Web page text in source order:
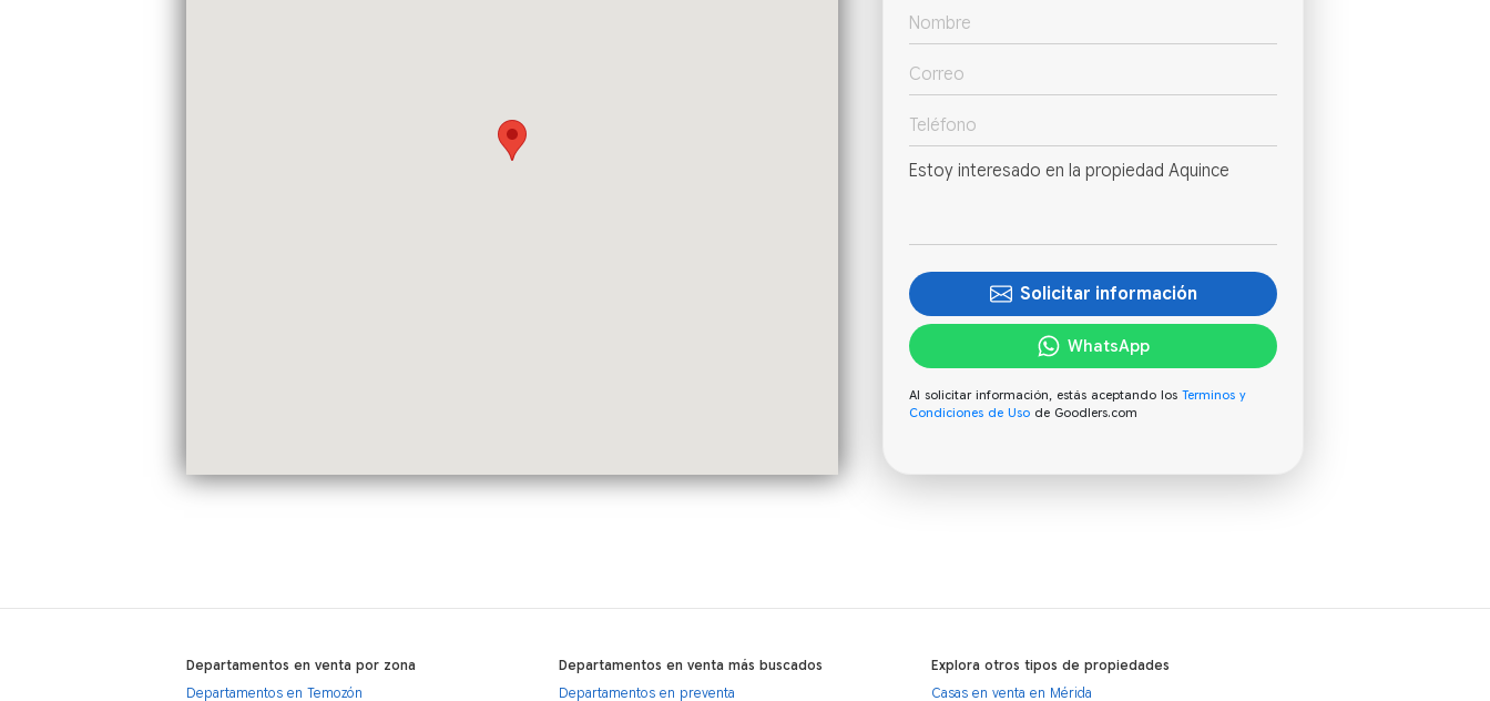
Solicitar información
WhatsApp
Al solicitar información, estás aceptando los Terminos y
Condiciones de Uso de Goodlers.com
Departamentos en venta por zona
Departamentos en Temozón
Departamentos en venta más buscados
Departamentos en preventa
Explora otros tipos de propiedades
Casas en venta en Mérida